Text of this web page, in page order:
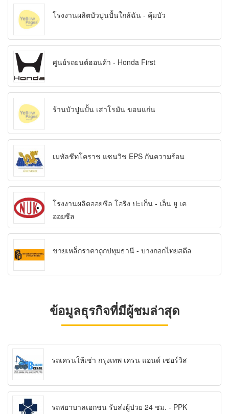
โรงงานผลิตบัวปูนปั้นใกล้ฉัน - คุ้มบัว
ศูนย์รถยนต์ฮอนด้า - Honda First
ร้านบัวปูนปั้น เสาโรมัน ขอนแก่น
เมทัลชีทโคราช แซนวิช EPS กันความร้อน
โรงงานผลิตออยซีล โอริง ปะเก็น - เอ็น ยู เค
ออยซีล
ขายเหล็กราคาถูกปทุมธานี - บางกอกไทยสตีล
ข้อมูลธุรกิจที่มีผู้ชมล่าสุด
รถเครนให้เช่า กรุงเทพ เครน แอนด์ เซอร์วิส
รถพยาบาลเอกชน รับส่งผู้ป่วย 24 ชม. - PPK